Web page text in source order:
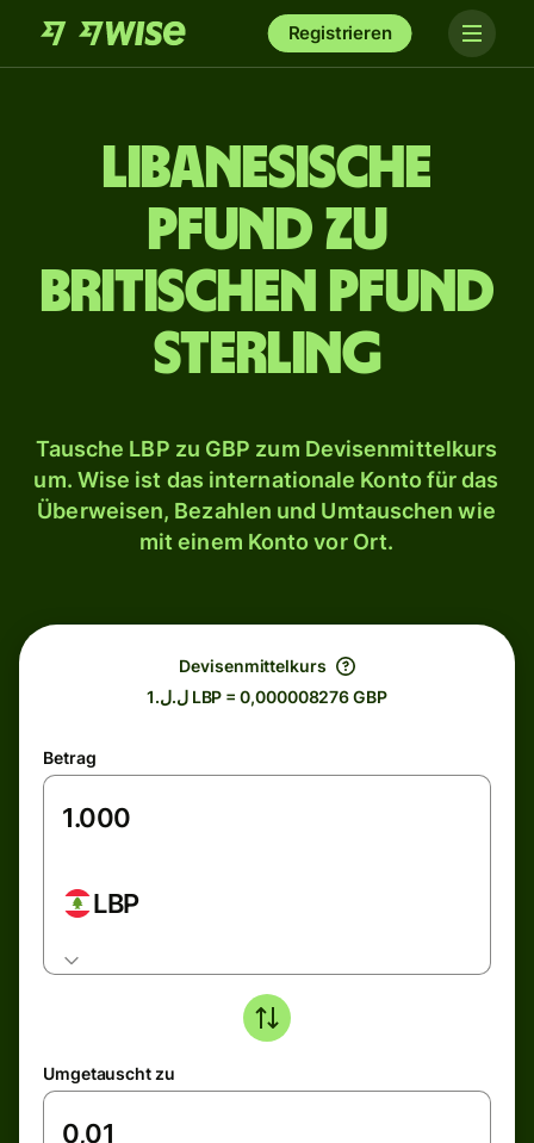
Registrieren
Libanesische
Pfund zu
britischen Pfund
Sterling
Tausche LBP zu GBP zum Devisenmittelkurs
um. Wise ist das internationale Konto für das
Überweisen, Bezahlen und Umtauschen wie
mit einem Konto vor Ort.
Devisenmittelkurs
ل.ل.1 LBP = 0,000008276 GBP
Betrag
LBP
Umgetauscht zu